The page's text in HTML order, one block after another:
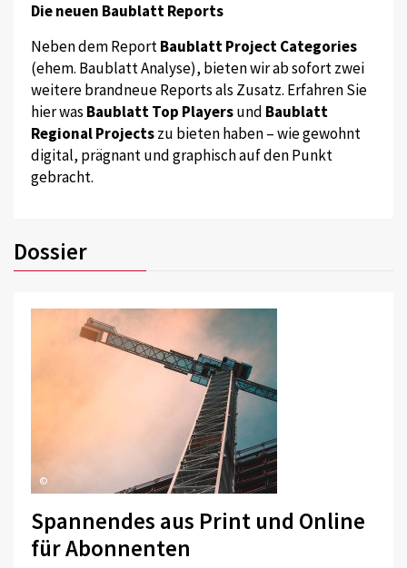
Die neuen Baublatt Reports
Neben dem ReportBaublatt Project Categories
(ehem. Baublatt Analyse), bieten wir ab sofort zwei
weitere brandneue Reports als Zusatz. Erfahren Sie
hier was Baublatt Top Playersund Baublatt
Regional Projectszu bieten haben – wie gewohnt
digital, prägnant und graphisch auf den Punkt
gebracht.
Dossier
©
Spannendes aus Print und Online
für Abonnenten